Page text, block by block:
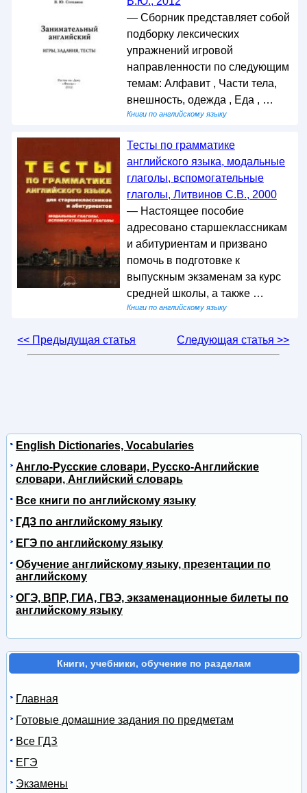
— Сборник представляет собой
подборку лексических
упражнений игровой
направленности по следующим
темам: Алфавит , Части тела,
внешность, одежда , Еда , …
Книги по английскому языку
Тесты по грамматике
английского языка, модальные
глаголы, вспомогательные
глаголы, Литвинов С.В., 2000
— Настоящее пособие
адресовано старшеклассникам
и абитуриентам и призвано
помочь в подготовке к
выпускным экзаменам за курс
средней школы, а также …
Книги по английскому языку
<< Предыдущая статья Следующая статья >>
English Dictionaries, Vocabularies
Англо-Русские словари, Русско-Английские
словари, Английский словарь
Все книги по английскому языку
ГДЗ по английскому языку
ЕГЭ по английскому языку
Обучение английскому языку, презентации по
английскому
ОГЭ, ВПР, ГИА, ГВЭ, экзаменационные билеты по
английскому языку
Книги, учебники, обучение по разделам
Главная
Готовые домашние задания по предметам
Все ГДЗ
ЕГЭ
Экзамены